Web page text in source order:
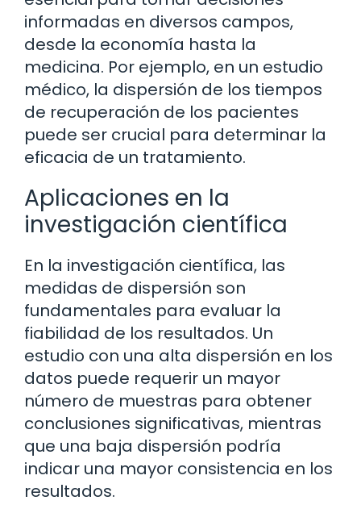
informadas en diversos campos,
desde la economía hasta la
medicina. Por ejemplo, en un estudio
médico, la dispersión de los tiempos
de recuperación de los pacientes
puede ser crucial para determinar la
eficacia de un tratamiento.
Aplicaciones en la
investigación científica
En la investigación científica, las
medidas de dispersión son
fundamentales para evaluar la
fiabilidad de los resultados. Un
estudio con una alta dispersión en los
datos puede requerir un mayor
número de muestras para obtener
conclusiones significativas, mientras
que una baja dispersión podría
indicar una mayor consistencia en los
resultados.